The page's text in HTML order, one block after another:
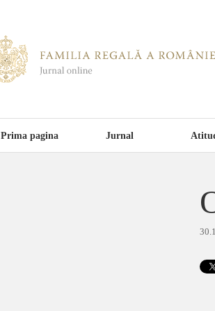
Prima pagina Jurnal